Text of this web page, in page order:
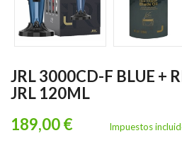
JRL 3000CD-F BLUE +
JRL 120ML
189,00 €
Impuestos